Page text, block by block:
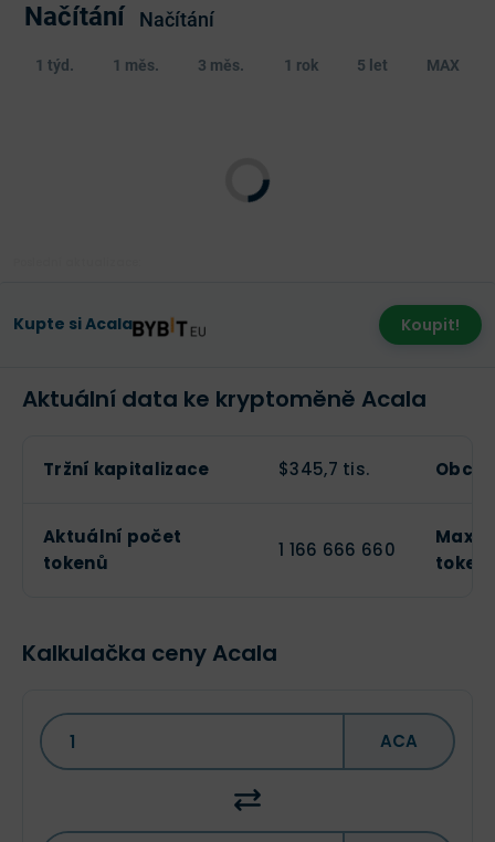
Načítání Načítání
1 týd. 1 měs. 3 měs. 1 rok 5 let MAX
Kupte si Acala Koupit!
Aktuální data ke kryptoměně Acala
Tržní kapitalizace $345,7 tis.
Aktuální počet
tokenů
1 166 666 660
Kalkulačka ceny Acala
ACA